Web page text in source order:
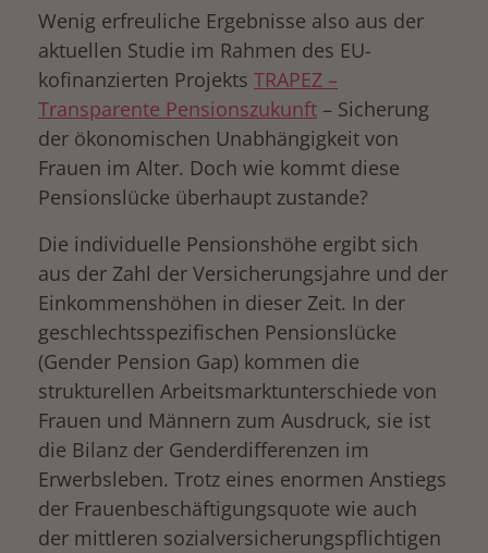
Wenig erfreuliche Ergebnisse also aus der
aktuellen Studie im Rahmen des EU-
kofinanzierten Projekts TRAPEZ –
Transparente Pensionszukunft – Sicherung
der ökonomischen Unabhängigkeit von
Frauen im Alter. Doch wie kommt diese
Pensionslücke überhaupt zustande?
Die individuelle Pensionshöhe ergibt sich
aus der Zahl der Versicherungsjahre und der
Einkommenshöhen in dieser Zeit. In der
geschlechtsspezifischen Pensionslücke
(Gender Pension Gap) kommen die
strukturellen Arbeitsmarktunterschiede von
Frauen und Männern zum Ausdruck, sie ist
die Bilanz der Genderdifferenzen im
Erwerbsleben. Trotz eines enormen Anstiegs
der Frauenbeschäftigungsquote wie auch
der mittleren sozialversicherungspflichtigen